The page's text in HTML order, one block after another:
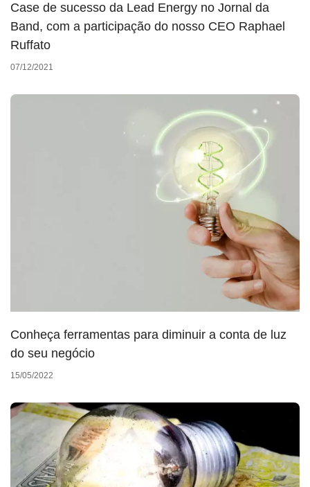
Case de sucesso da Lead Energy no Jornal da
Band, com a participação do nosso CEO Raphael
Ruffato
07/12/2021
Conheça ferramentas para diminuir a conta de luz
do seu negócio
15/05/2022